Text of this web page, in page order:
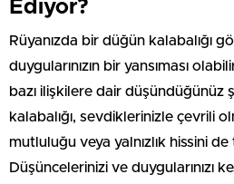
Ediyor?
Rüyanızda bir düğün kalabalığı
duygularınızın bir yansıması
bazı ilişkilere dair düşündüğünüz
kalabalığı, sevdiklerinizle çevrili
mutluluğu veya yalnızlık hissini
Düşüncelerinizi ve duygularınızı